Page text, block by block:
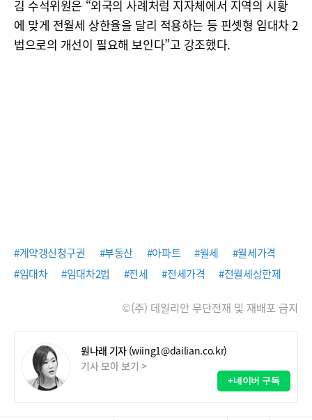
김 수석위원은 “외국의 사례처럼 지자체에서 지역의 시황
에 맞게 전월세 상한율을 달리 적용하는 등 핀셋형 임대차 2
법으로의 개선이 필요해 보인다”고 강조했다.
#계약갱신청구권 #부동산 #아파트 #월세
#월세가격
#임대차
#임대차2법 #전세 #전세가격 #전월세상한제
©(주) 데일리안 무단전재 및 재배포 금지
원나래 기자 (wiing1@dailian.co.kr)
기사 모아 보기 >
+네이버 구독